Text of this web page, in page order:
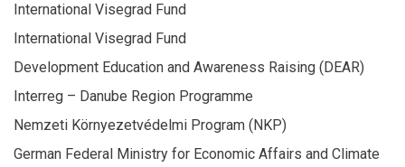
International Visegrad Fund
International Visegrad Fund
Development Education and Awareness Raising (DEAR)
Interreg – Danube Region Programme
Nemzeti Környezetvédelmi Program (NKP)
German Federal Ministry for Economic Affairs and Climate